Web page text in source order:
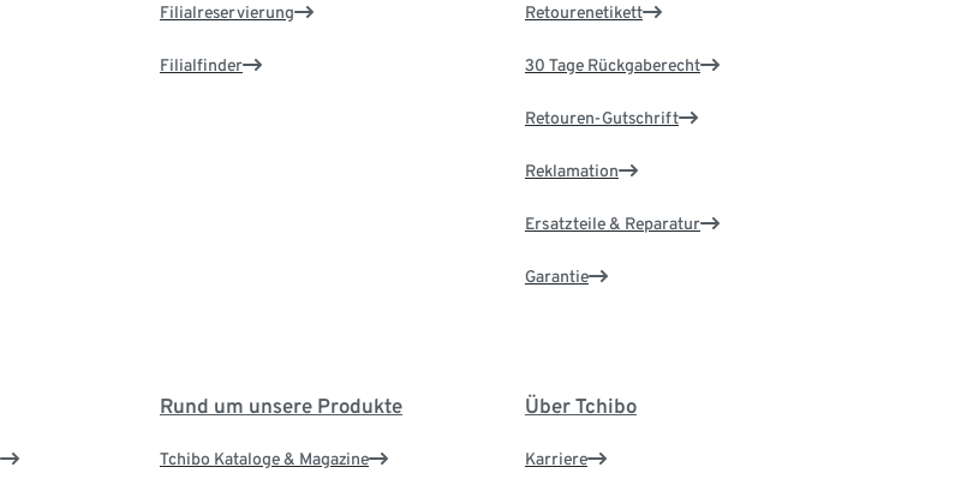
Filialreservierung
Filialfinder
Retourenetikett
30 Tage Rückgaberecht
Retouren-Gutschrift
Reklamation
Ersatzteile & Reparatur
Garantie
Rund um unsere Produkte
Tchibo Kataloge & Magazine
Über Tchibo
Karriere